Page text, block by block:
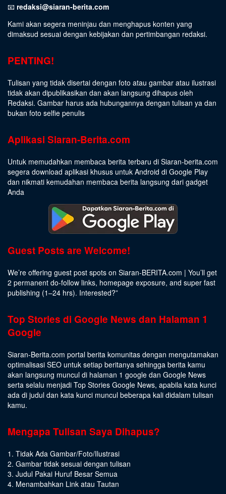
📧 redaksi@siaran-berita.com
Kami akan segera meninjau dan menghapus konten yang
dimaksud sesuai dengan kebijakan dan pertimbangan redaksi.
PENTING!
Tulisan yang tidak disertai dengan foto atau gambar atau ilustrasi
tidak akan dipublikasikan dan akan langsung dihapus oleh
Redaksi. Gambar harus ada hubungannya dengan tulisan ya dan
bukan foto selfie penulis
Aplikasi Siaran-Berita.com
Untuk memudahkan membaca berita terbaru di Siaran-berita.com
segera download aplikasi khusus untuk Android di Google Play
dan nikmati kemudahan membaca berita langsung dari gadget
Anda
Guest Posts are Welcome!
We’re offering guest post spots on Siaran-BERITA.com | You’ll get
2 permanent do-follow links, homepage exposure, and super fast
publishing (1–24 hrs). Interested?”
Top Stories di Google News dan Halaman 1
Google
Siaran-Berita.com portal berita komunitas dengan mengutamakan
optimalisasi SEO untuk setiap beritanya sehingga berita kamu
akan langsung muncul di halaman 1 google dan Google News
serta selalu menjadi Top Stories Google News, apabila kata kunci
ada di judul dan kata kunci muncul beberapa kali didalam tulisan
kamu.
Mengapa Tulisan Saya Dihapus?
1. Tidak Ada Gambar/Foto/Ilustrasi
2. Gambar tidak sesuai dengan tulisan
3. Judul Pakai Huruf Besar Semua
4. Menambahkan Link atau Tautan